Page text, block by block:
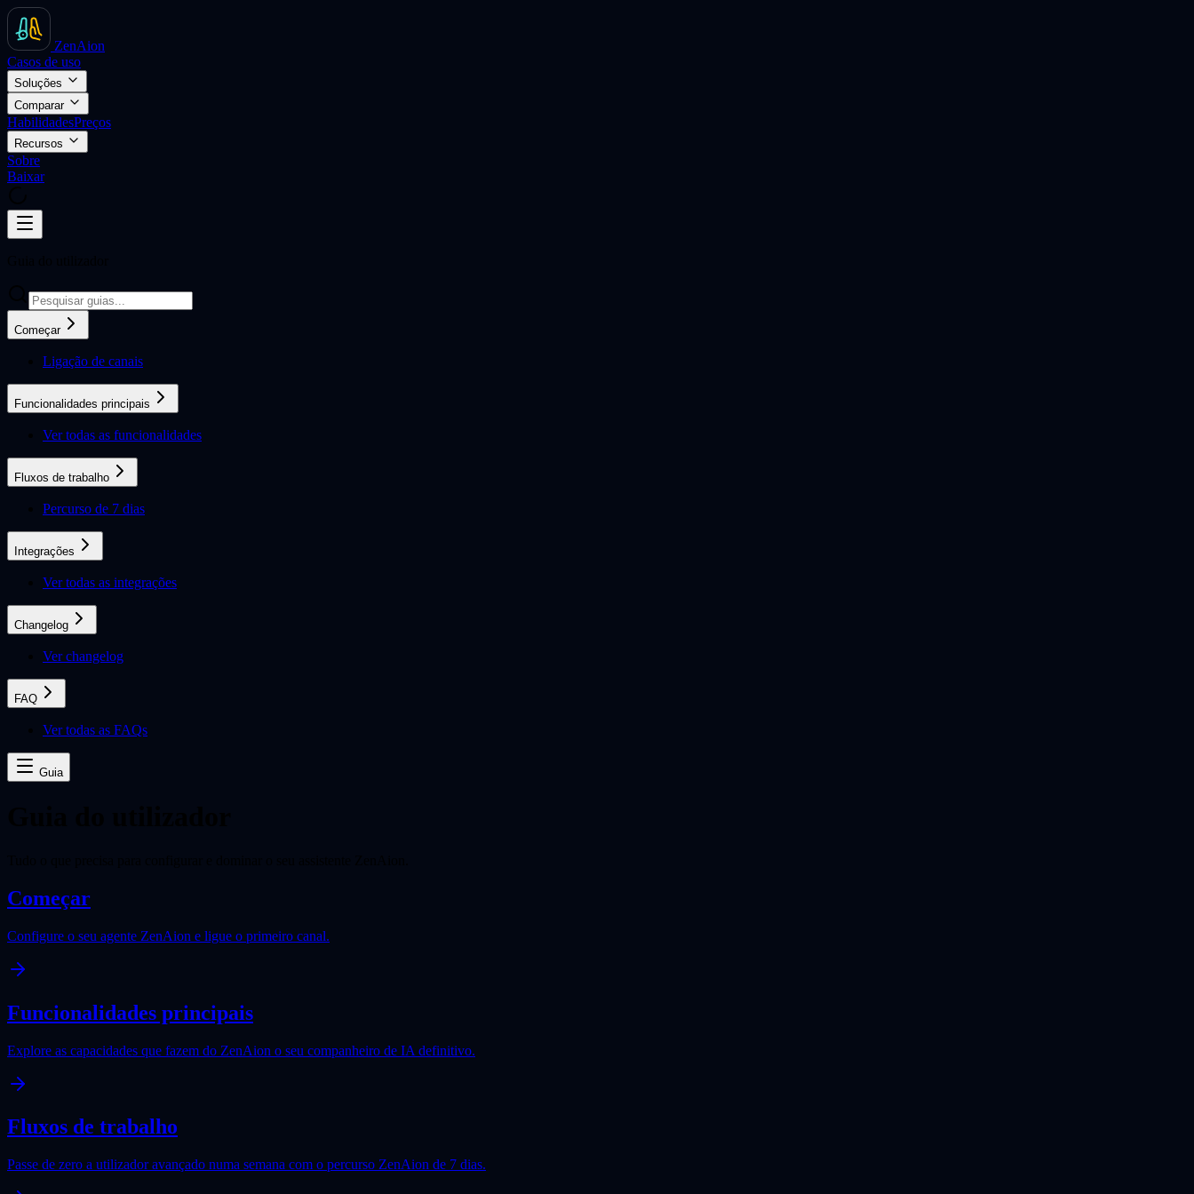
ZenAion
Casos de uso
Soluções
Comparar
HabilidadesPreços
Recursos
Sobre
Baixar
Começar
Ligação de canais
Funcionalidades principais
Ver todas as funcionalidades
Fluxos de trabalho
Percurso de 7 dias
Integrações
Ver todas as integrações
Changelog
Ver changelog
FAQ
Ver todas as FAQs
Guia
Começar
Configure o seu agente ZenAion e ligue o primeiro canal.
Funcionalidades principais
Explore as capacidades que fazem do ZenAion o seu companheiro de IA definitivo.
Fluxos de trabalho
Passe de zero a utilizador avançado numa semana com o percurso ZenAion de 7 dias.